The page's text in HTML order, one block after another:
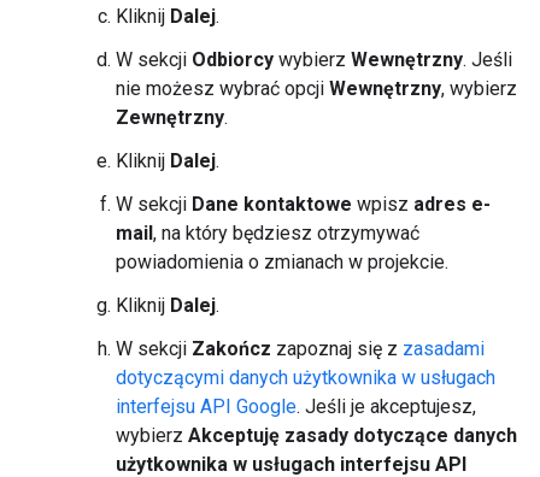
Kliknij Dalej.
W sekcji Odbiorcy wybierz Wewnętrzny. Jeśli
nie możesz wybrać opcji Wewnętrzny, wybierz
Zewnętrzny.
Kliknij Dalej.
W sekcji Dane kontaktowe wpisz adres e-
mail, na który będziesz otrzymywać
powiadomienia o zmianach w projekcie.
Kliknij Dalej.
W sekcji Zakończ zapoznaj się z zasadami
dotyczącymi danych użytkownika w usługach
interfejsu API Google. Jeśli je akceptujesz,
wybierz Akceptuję zasady dotyczące danych
użytkownika w usługach interfejsu API